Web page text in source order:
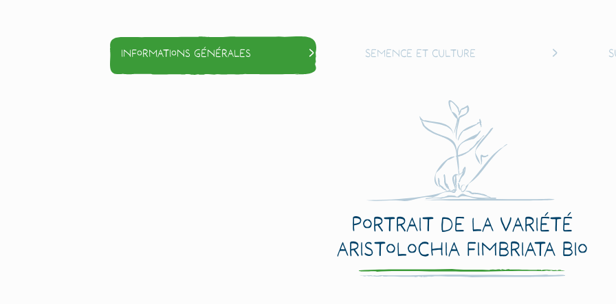
Informations générales Semence et culture
Portrait de la variété
Aristolochia fimbriata Bio